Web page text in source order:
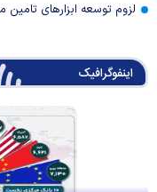
لزوم توسعه ابزارهای تامین
اینفوگرافیک